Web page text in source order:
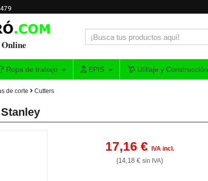
Ropa de trabajo EPIS Utillaje y Construcción
de corte Cutters
17,16 €IVA incl.
(14,18 €sin IVA)